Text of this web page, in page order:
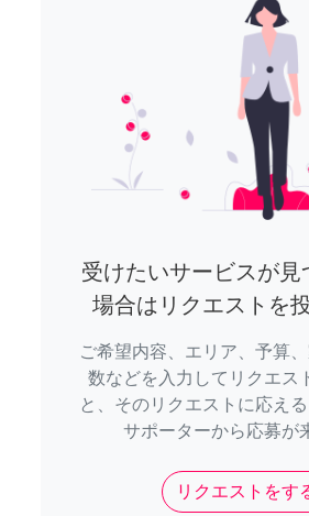
受けたいサービスが見
場合はリクエストを
ご希望内容、エリア、予算
数などを入力してリクエス
と、そのリクエストに応え
サポーターから応募が
リクエストをす